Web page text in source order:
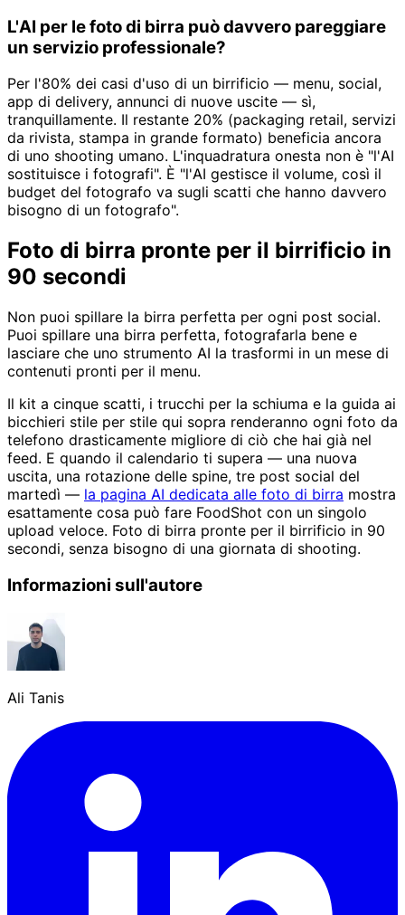
L'AI per le foto di birra può davvero pareggiare
un servizio professionale?
Per l'80% dei casi d'uso di un birrificio — menu, social,
app di delivery, annunci di nuove uscite — sì,
tranquillamente. Il restante 20% (packaging retail, servizi
da rivista, stampa in grande formato) beneficia ancora
di uno shooting umano. L'inquadratura onesta non è "l'AI
sostituisce i fotografi". È "l'AI gestisce il volume, così il
budget del fotografo va sugli scatti che hanno davvero
bisogno di un fotografo".
Foto di birra pronte per il birrificio in
90 secondi
Non puoi spillare la birra perfetta per ogni post social.
Puoi spillare una birra perfetta, fotografarla bene e
lasciare che uno strumento AI la trasformi in un mese di
contenuti pronti per il menu.
Il kit a cinque scatti, i trucchi per la schiuma e la guida ai
bicchieri stile per stile qui sopra renderanno ogni foto da
telefono drasticamente migliore di ciò che hai già nel
feed. E quando il calendario ti supera — una nuova
uscita, una rotazione delle spine, tre post social del
martedì — la pagina AI dedicata alle foto di birra mostra
esattamente cosa può fare FoodShot con un singolo
upload veloce. Foto di birra pronte per il birrificio in 90
secondi, senza bisogno di una giornata di shooting.
Informazioni sull'autore
Ali Tanis